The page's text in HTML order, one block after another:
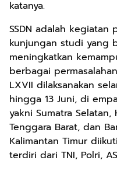
katanya.
SSDN adalah
kunjungan studi yang
meningkatkan
berbagai
LXVII dilaksanakan
hingga 13 Juni, di
yakni Sumatra Selatan,
Tenggara Barat, dan
Kalimantan Timur
terdiri dari TNI, Polri,